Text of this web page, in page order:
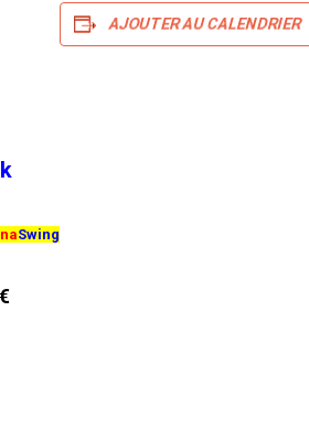
Swing
AJOUTER AU CALENDRIER